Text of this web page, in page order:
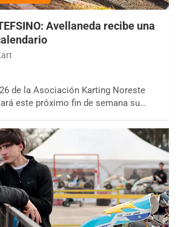
Avellaneda recibe una
de la Asociación Karting Noreste
este próximo fin de semana su…